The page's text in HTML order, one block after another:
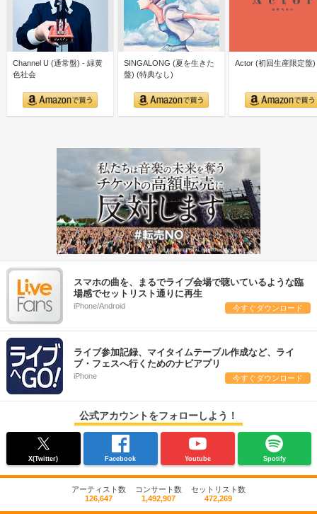
Channel U (通常盤) - 緑黄
色社会
SINGALONG (夏を生きた
盤) (特典なし)
Actor (初回生産限定盤)
スマホの曲を、まるでライブ会場で聴いているような臨
場感でセットリスト通りに再生
iPhone/Android 今すぐダウンロード
ライブ参加記録、マイタイムテーブル作成など、ライ
ブ・フェスへ行くためのナビアプリ
iPhone 今すぐダウンロード
公式アカウントをフォローしよう！
X(Twitter) Facebook Youtube Spotify
アーティスト数
126,647
コンサート数
1,492,907
セットリスト数
472,269